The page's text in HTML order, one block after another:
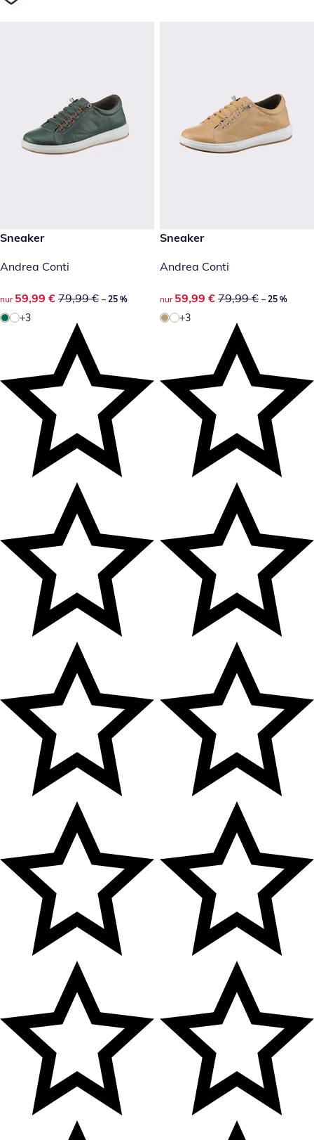
reduzierter Preis 59,99 €, vorheriger Preis: 79,99 €
-25 %
Sneaker
Andrea Conti
reduzierter Preis 59,99 €, vorheriger Preis: 79,99 €
nur 59,99 € 79,99 € – 25 %
+3
reduzierter Preis 59,99 €,
-25 %
Sneaker
Andrea Conti
reduzierter Preis 59,99 €,
nur 59,99 € 79,99 € – 25 %
+3